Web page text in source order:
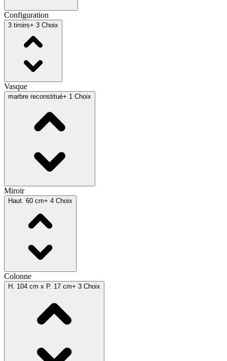
Configuration
3 tiroirs+ 3 Choix
Vasque
marbre reconstitué+ 1 Choix
Miroir
Haut. 60 cm+ 4 Choix
Colonne
H. 104 cm x P. 17 cm+ 3 Choix